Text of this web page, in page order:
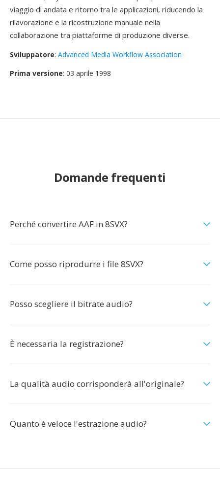
viaggio di andata e ritorno tra le applicazioni, riducendo la
rilavorazione e la ricostruzione manuale nella
collaborazione tra piattaforme di produzione diverse.
Sviluppatore: Advanced Media Workflow Association
Prima versione: 03 aprile 1998
Domande frequenti
Perché convertire AAF in 8SVX?
Come posso riprodurre i file 8SVX?
Posso scegliere il bitrate audio?
È necessaria la registrazione?
La qualità audio corrisponderà all'originale?
Quanto è veloce l'estrazione audio?